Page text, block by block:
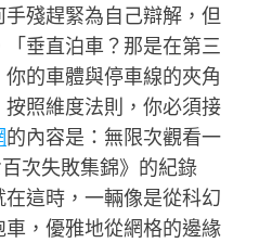
殘趕緊為自己辯解，但
垂直泊車？那是在第三
的車體與停車線的夾角
照維度法則，你必須接
的內容是：無限次觀看一
次失敗集錦》的紀錄
這時，一輛像是從科幻
，優雅地從網格的邊緣